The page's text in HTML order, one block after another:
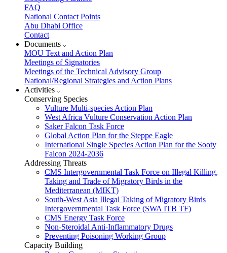
FAQ
National Contact Points
Abu Dhabi Office
Contact
Documents
MOU Text and Action Plan
Meetings of Signatories
Meetings of the Technical Advisory Group
National/Regional Strategies and Action Plans
Activities
Conserving Species
Vulture Multi-species Action Plan
West Africa Vulture Conservation Action Plan
Saker Falcon Task Force
Global Action Plan for the Steppe Eagle
International Single Species Action Plan for the Sooty
Falcon 2024-2036
Addressing Threats
CMS Intergovernmental Task Force on Illegal Killing,
Taking and Trade of Migratory Birds in the
Mediterranean (MIKT)
South-West Asia Illegal Taking of Migratory Birds
Intergovernmental Task Force (SWA ITB TF)
CMS Energy Task Force
Non-Steroidal Anti-Inflammatory Drugs
Preventing Poisoning Working Group
Capacity Building